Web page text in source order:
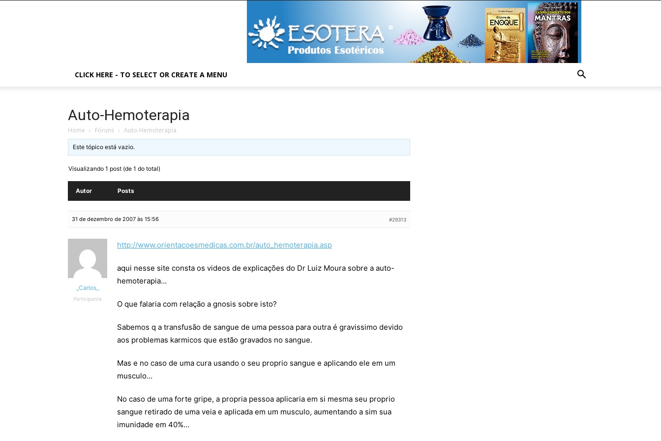
CLICK HERE - TO SELECT OR CREATE A MENU
Auto-Hemoterapia
Home › Fóruns › Auto-Hemoterapia
Este tópico está vazio.
Visualizando 1 post (de 1 do total)
Autor Posts
31 de dezembro de 2007 às 15:56 #29313
_Carlos_
Participante
http://www.orientacoesmedicas.com.br/auto_hemoterapia.asp
aqui nesse site consta os videos de explicações do Dr Luiz Moura sobre a auto-
hemoterapia…
O que falaria com relação a gnosis sobre isto?
Sabemos q a transfusão de sangue de uma pessoa para outra é gravissimo devido
aos problemas karmicos que estão gravados no sangue.
Mas e no caso de uma cura usando o seu proprio sangue e aplicando ele em um
musculo…
No caso de uma forte gripe, a propria pessoa aplicaria em si mesma seu proprio
sangue retirado de uma veia e aplicada em um musculo, aumentando a sim sua
imunidade em 40%…